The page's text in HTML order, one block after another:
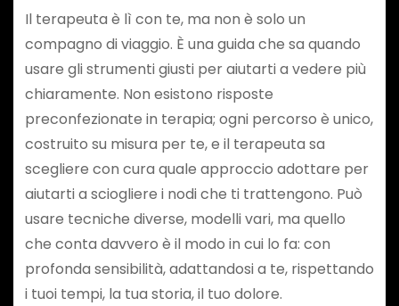
Il terapeuta è lì con te, ma non è solo un
compagno di viaggio. È una guida che sa quando
usare gli strumenti giusti per aiutarti a vedere più
chiaramente. Non esistono risposte
preconfezionate in terapia; ogni percorso è unico,
costruito su misura per te, e il terapeuta sa
scegliere con cura quale approccio adottare per
aiutarti a sciogliere i nodi che ti trattengono. Può
usare tecniche diverse, modelli vari, ma quello
che conta davvero è il modo in cui lo fa: con
profonda sensibilità, adattandosi a te, rispettando
i tuoi tempi, la tua storia, il tuo dolore.